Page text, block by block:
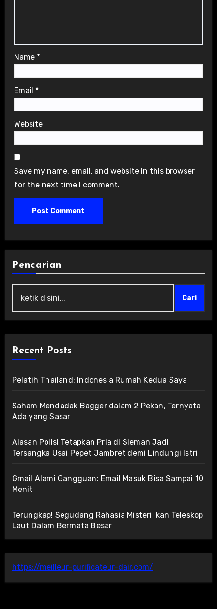
Name *
Email *
Website
Save my name, email, and website in this browser
for the next time I comment.
Pencarian
Cari
Recent Posts
Pelatih Thailand: Indonesia Rumah Kedua Saya
Saham Mendadak Bagger dalam 2 Pekan, Ternyata
Ada yang Sasar
Alasan Polisi Tetapkan Pria di Sleman Jadi
Tersangka Usai Pepet Jambret demi Lindungi Istri
Gmail Alami Gangguan: Email Masuk Bisa Sampai 10
Menit
Terungkap! Segudang Rahasia Misteri Ikan Teleskop
Laut Dalam Bermata Besar
https://meilleur-purificateur-dair.com/